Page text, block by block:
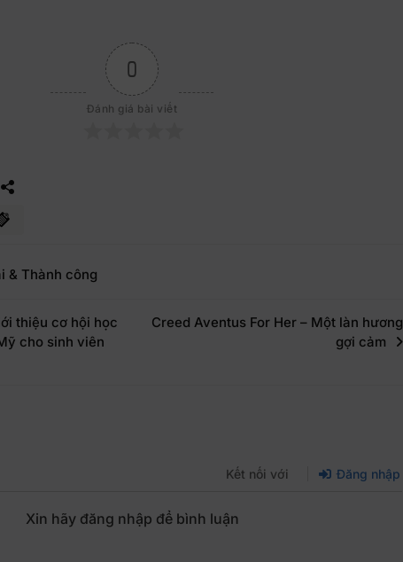
0
Đánh giá bài viết
& Thành công
thiệu cơ hội học
cho sinh viên
Creed Aventus For Her – Một làn hương
gợi cảm
Kết nối với Đăng nhập
Xin hãy đăng nhập để bình luận